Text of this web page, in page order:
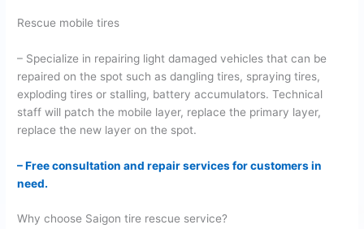
Rescue mobile tires
– Specialize in repairing light damaged vehicles that can be
repaired on the spot such as dangling tires, spraying tires,
exploding tires or stalling, battery accumulators. Technical
staff will patch the mobile layer, replace the primary layer,
replace the new layer on the spot.
– Free consultation and repair services for customers in
need.
Why choose Saigon tire rescue service?